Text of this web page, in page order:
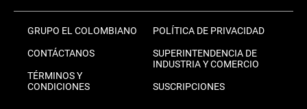
GRUPO EL COLOMBIANO
CONTÁCTANOS
TÉRMINOS Y
CONDICIONES
POLÍTICA DE PRIVACIDAD
SUPERINTENDENCIA DE
INDUSTRIA Y COMERCIO
SUSCRIPCIONES